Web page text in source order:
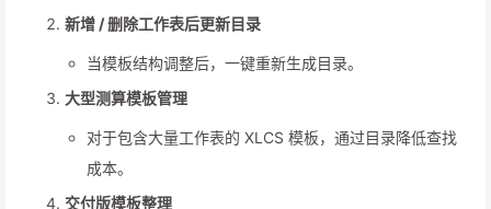
新增 / 删除工作表后更新目录
当模板结构调整后，一键重新生成目录。
大型测算模板管理
对于包含大量工作表的 XLCS 模板，通过目录降低查找
成本。
交付版模板整理